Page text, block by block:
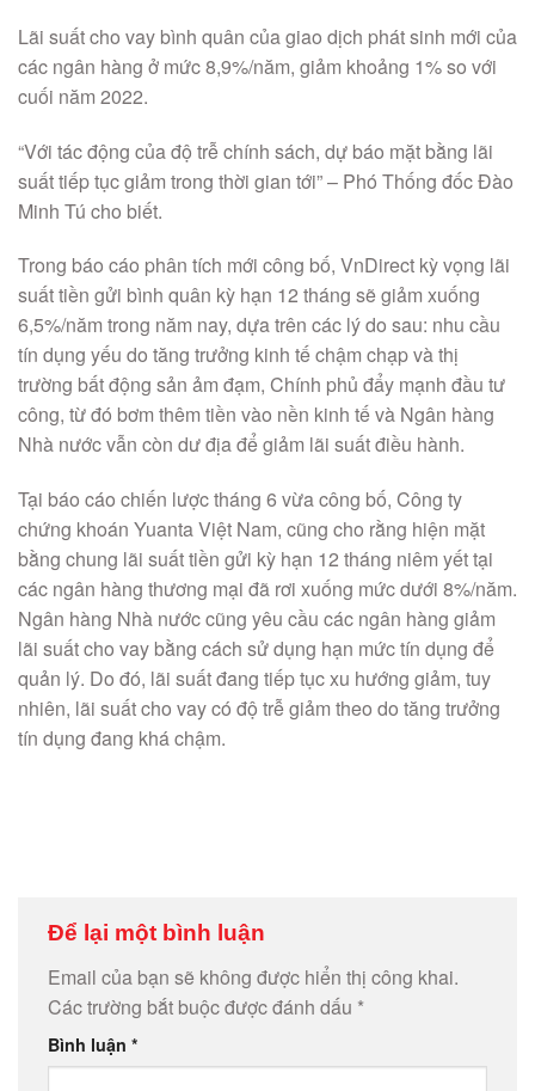
Lãi suất cho vay bình quân của giao dịch phát sinh mới của
các ngân hàng ở mức 8,9%/năm, giảm khoảng 1% so với
cuối năm 2022.
“Với tác động của độ trễ chính sách, dự báo mặt bằng lãi
suất tiếp tục giảm trong thời gian tới” – Phó Thống đốc Đào
Minh Tú cho biết.
Trong báo cáo phân tích mới công bố, VnDirect kỳ vọng lãi
suất tiền gửi bình quân kỳ hạn 12 tháng sẽ giảm xuống
6,5%/năm trong năm nay, dựa trên các lý do sau: nhu cầu
tín dụng yếu do tăng trưởng kinh tế chậm chạp và thị
trường bất động sản ảm đạm, Chính phủ đẩy mạnh đầu tư
công, từ đó bơm thêm tiền vào nền kinh tế và Ngân hàng
Nhà nước vẫn còn dư địa để giảm lãi suất điều hành.
Tại báo cáo chiến lược tháng 6 vừa công bố, Công ty
chứng khoán Yuanta Việt Nam, cũng cho rằng hiện mặt
bằng chung lãi suất tiền gửi kỳ hạn 12 tháng niêm yết tại
các ngân hàng thương mại đã rơi xuống mức dưới 8%/năm.
Ngân hàng Nhà nước cũng yêu cầu các ngân hàng giảm
lãi suất cho vay bằng cách sử dụng hạn mức tín dụng để
quản lý. Do đó, lãi suất đang tiếp tục xu hướng giảm, tuy
nhiên, lãi suất cho vay có độ trễ giảm theo do tăng trưởng
tín dụng đang khá chậm.
Để lại một bình luận
Email của bạn sẽ không được hiển thị công khai.
Các trường bắt buộc được đánh dấu *
Bình luận *